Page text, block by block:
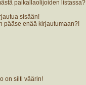
paikallaolijoiden listassa?
sisään!
pääse enää kirjautumaan?!
on silti väärin!